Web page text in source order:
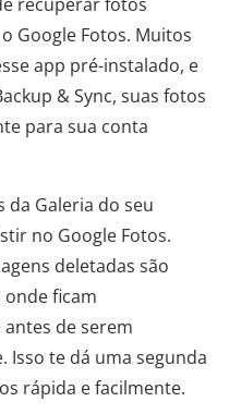
recuperar fotos
Google Fotos. Muitos
app pré-instalado, e
& Sync, suas fotos
para sua conta
da Galeria do seu
no Google Fotos.
deletadas são
onde ficam
de serem
Isso te dá uma segunda
rápida e facilmente.